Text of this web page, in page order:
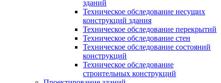
зданий
Техническое обследование несущих
конструкций здания
Техническое обследование перекрытий
Техническое обследование стен
Техническое обследование состояний
конструкций
Техническое обследование
строительных конструкций